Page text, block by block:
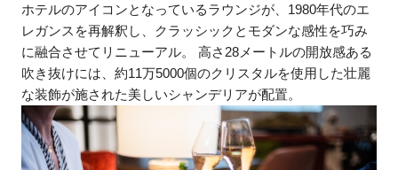
ホテルのアイコンとなっているラウンジが、1980年代のエ
レガンスを再解釈し、クラッシックとモダンな感性を巧み
に融合させてリニューアル。 高さ28メートルの開放感ある
吹き抜けには、約11万5000個のクリスタルを使用した壮麗
な装飾が施された美しいシャンデリアが配置。